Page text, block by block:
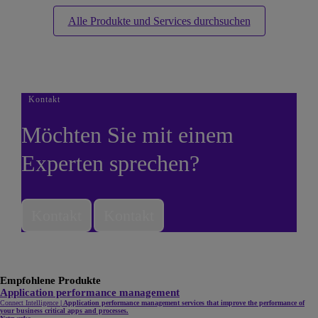
Alle Produkte und Services durchsuchen
Kontakt
Möchten Sie mit einem
Experten sprechen?
Empfohlene Produkte
Application performance management
Connect Intelligence | Application performance management services that improve the performance of
your business critical apps and processes.